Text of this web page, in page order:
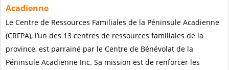
Acadienne
Le Centre de Ressources Familiales de la Péninsule Acadienne
(CRFPA), l’un des 13 centres de ressources familiales de la
province, est parrainé par le Centre de Bénévolat de la
Péninsule Acadienne Inc. Sa mission est de renforcer les